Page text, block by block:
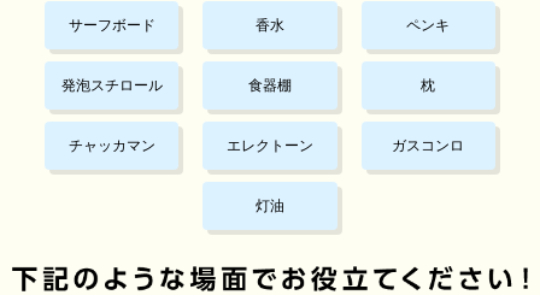
サーフボード 香水 ペンキ
発泡スチロール 食器棚 枕
チャッカマン エレクトーン ガスコンロ
灯油